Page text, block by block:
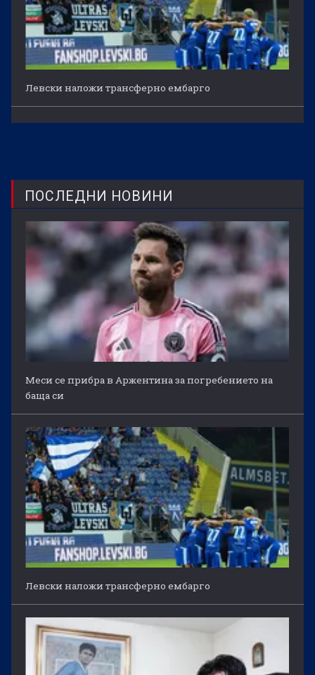
Левски наложи трансферно ембарго
ПОСЛЕДНИ НОВИНИ
Меси се прибра в Аржентина за погребението на
баща си
Левски наложи трансферно ембарго